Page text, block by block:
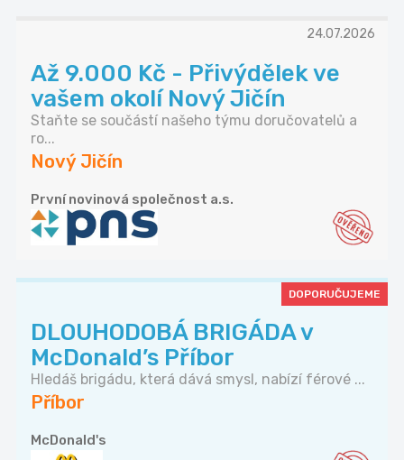
24.07.2026
Až 9.000 Kč - Přivýdělek ve
vašem okolí Nový Jičín
Staňte se součástí našeho týmu doručovatelů a
ro...
Nový Jičín
První novinová společnost a.s.
DOPORUČUJEME
DLOUHODOBÁ BRIGÁDA v
McDonald’s Příbor
Hledáš brigádu, která dává smysl, nabízí férové ...
Příbor
McDonald's